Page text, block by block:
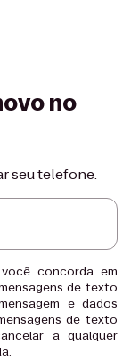
no
seu telefone.
concorda em
de texto
e dados
de texto
a qualquer